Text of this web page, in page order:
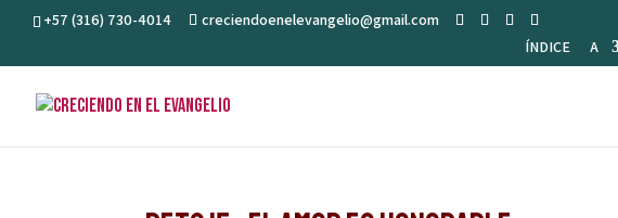
+57 (316) 730-4014
creciendoenelevangelio@gmail.com
ÍNDICE
A